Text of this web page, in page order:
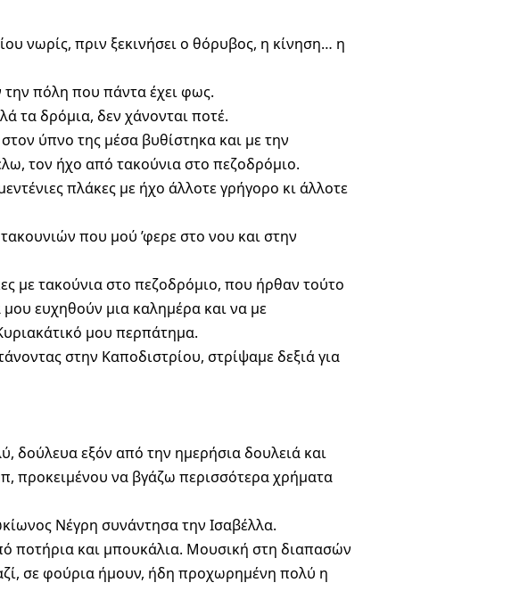
νωρίς, πριν ξεκινήσει ο θόρυβος, η κίνηση… η
πόλη που πάντα έχει φως.
τα δρόμια, δεν χάνονται ποτέ.
ύπνο της μέσα βυθίστηκα και με την
τον ήχο από τακούνια στο πεζοδρόμιο.
πλάκες με ήχο άλλοτε γρήγορο κι άλλοτε
που μού ’φερε στο νου και στην
με τακούνια στο πεζοδρόμιο, που ήρθαν τούτο
ευχηθούν μια καλημέρα και να με
μου περπάτημα.
στην Καποδιστρίου, στρίψαμε δεξιά για
δούλευα εξόν από την ημερήσια δουλειά και
προκειμένου να βγάζω περισσότερα χρήματα
Νέγρη συνάντησα την Ισαβέλλα.
ποτήρια και μπουκάλια. Μουσική στη διαπασών
σε φούρια ήμουν, ήδη προχωρημένη πολύ η